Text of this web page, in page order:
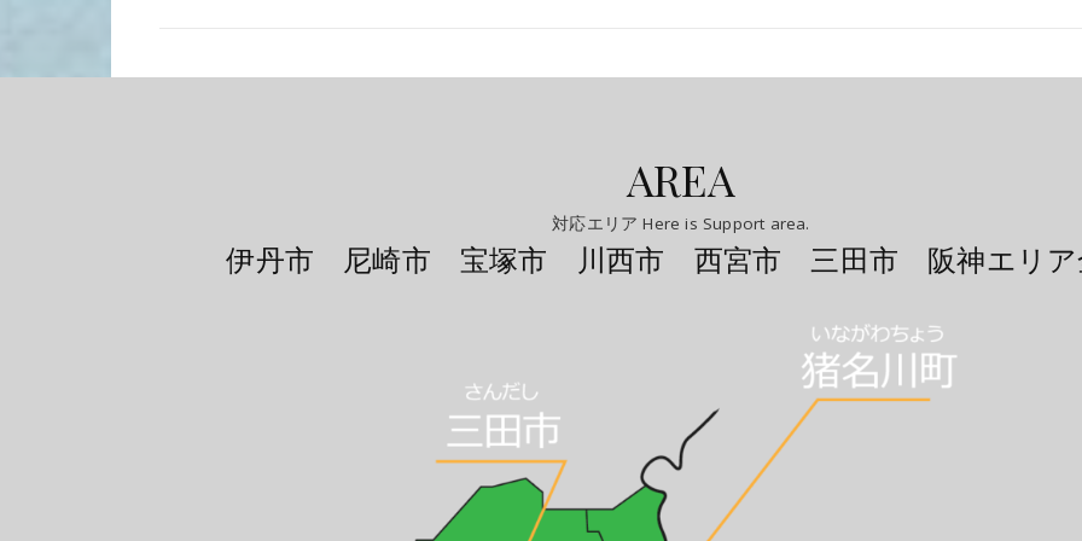
AREA
対応エリア Here is Support area.
伊丹市 尼崎市 宝塚市 川西市 西宮市 三田市 阪神エリア